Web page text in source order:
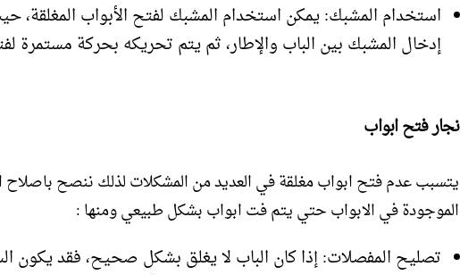
استخدام المشبك: يمكن استخدام المشبك لفتح الأبواب المغلقة،
إدخال المشبك بين الباب والإطار، ثم يتم تحريكه بحركة مستمرة
نجار فتح ابواب
يتسبب عدم فتح ابواب مغلقة في العديد من المشكلات لذلك ننصح باصلاح
الموجودة في الابواب حتي يتم فت ابواب بشكل طبيعي ومنها :
تصليح المفصلات: إذا كان الباب لا يغلق بشكل صحيح، فقد يكون